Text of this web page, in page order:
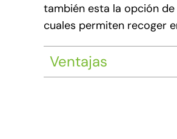
también esta la opción
cuales permiten recoger
Ventajas